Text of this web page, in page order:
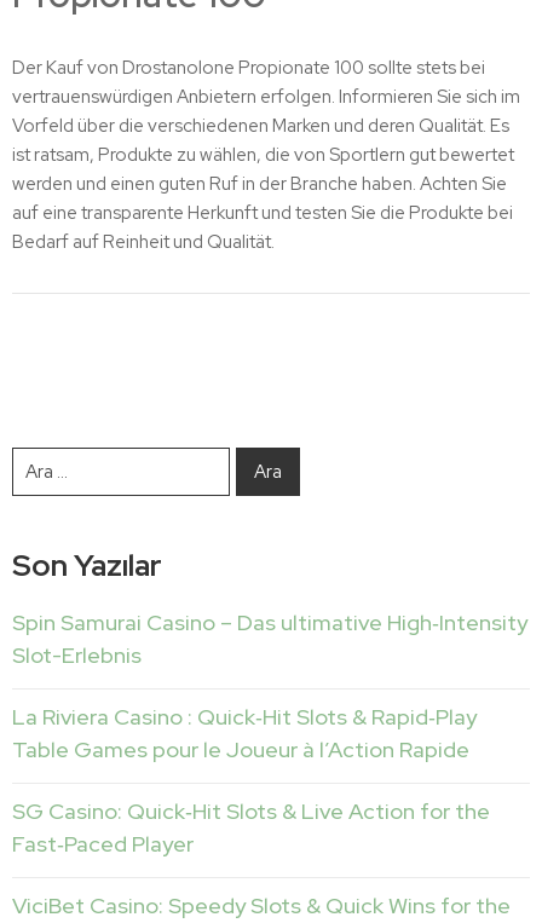
Der Kauf von Drostanolone Propionate 100 sollte stets bei
vertrauenswürdigen Anbietern erfolgen. Informieren Sie sich im
Vorfeld über die verschiedenen Marken und deren Qualität. Es
ist ratsam, Produkte zu wählen, die von Sportlern gut bewertet
werden und einen guten Ruf in der Branche haben. Achten Sie
auf eine transparente Herkunft und testen Sie die Produkte bei
Bedarf auf Reinheit und Qualität.
Son Yazılar
Spin Samurai Casino – Das ultimative High‑Intensity
Slot-Erlebnis
La Riviera Casino : Quick‑Hit Slots & Rapid‑Play
Table Games pour le Joueur à l’Action Rapide
SG Casino: Quick‑Hit Slots & Live Action for the
Fast‑Paced Player
ViciBet Casino: Speedy Slots & Quick Wins for the